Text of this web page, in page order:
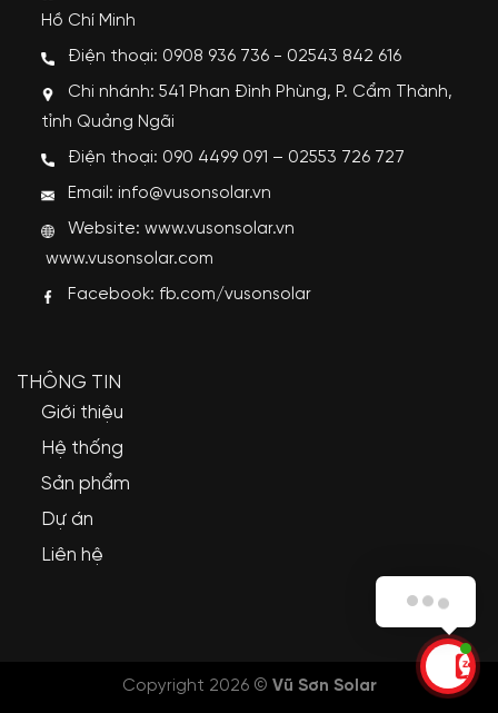
Hồ Chí Minh
Điện thoại: 0908 936 736 - 02543 842 616
Chi nhánh: 541 Phan Đình Phùng, P. Cẩm Thành,
tỉnh Quảng Ngãi
Điện thoại: 090 4499 091 – 02553 726 727
Email: info@vusonsolar.vn
Website:www.vusonsolar.vn
www.vusonsolar.com
Facebook: fb.com/vusonsolar
THÔNG TIN
Giới thiệu
Hệ thống
Sản phẩm
Dự án
Liên hệ
Copyright 2026 © Vũ Sơn Solar
Vũ Sơn Solar xin chào Quý khách!